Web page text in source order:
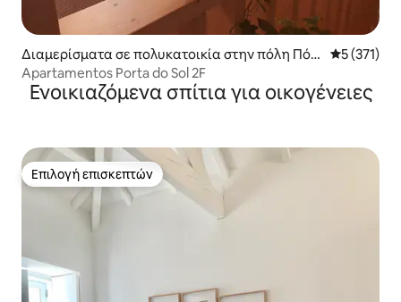
Διαμερίσματα σε πολυκατοικία στην πόλη Πόρ
το
Μέση
5 (371)
Apartamentos Porta do Sol 2F
Ενοικιαζόμενα σπίτια για οικογένειες
Επιλογή επισκεπτών
Επιλογή επισκεπτών